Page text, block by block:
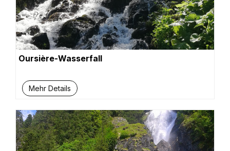
Oursière-Wasserfall
Mehr Details